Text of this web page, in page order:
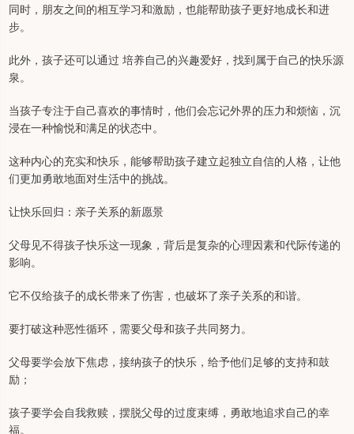
同时，朋友之间的相互学习和激励，也能帮助孩子更好地成长和进
步。
此外，孩子还可以通过 培养自己的兴趣爱好，找到属于自己的快乐源
泉。
当孩子专注于自己喜欢的事情时，他们会忘记外界的压力和烦恼，沉
浸在一种愉悦和满足的状态中。
这种内心的充实和快乐，能够帮助孩子建立起独立自信的人格，让他
们更加勇敢地面对生活中的挑战。
让快乐回归：亲子关系的新愿景
父母见不得孩子快乐这一现象，背后是复杂的心理因素和代际传递的
影响。
它不仅给孩子的成长带来了伤害，也破坏了亲子关系的和谐。
要打破这种恶性循环，需要父母和孩子共同努力。
父母要学会放下焦虑，接纳孩子的快乐，给予他们足够的支持和鼓
励；
孩子要学会自我救赎，摆脱父母的过度束缚，勇敢地追求自己的幸
福。